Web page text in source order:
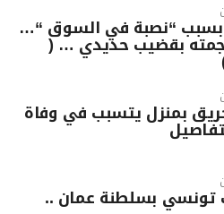
بسبب “نصبة في السوق “…
بقضيب حديدي … (
بمنزل يتسبب في وفاة
تونسي بسلطنة عمان ..